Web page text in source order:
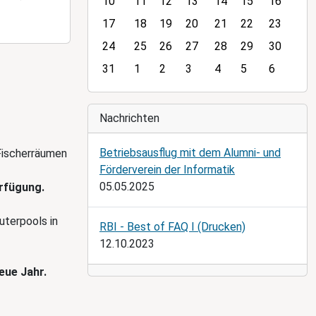
in
Jahr.
t
h
8
17
18 19 20 21 22
23
24
25 26 27 28 29
30
31
1 2 3 4 5 6
Nachrichten
Betriebsausflug mit dem Alumni- und
Förderverein der Informatik
05.05.2025
RBI - Best of FAQ I (Drucken)
12.10.2023